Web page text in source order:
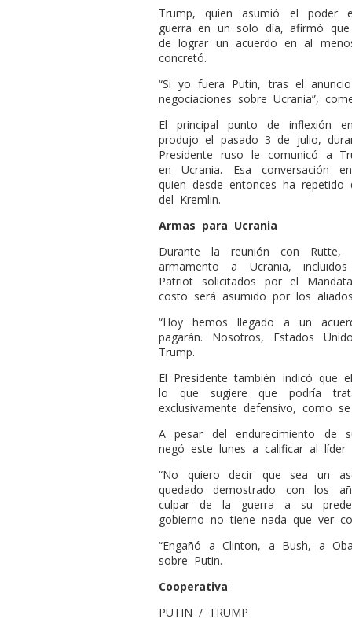
Trump, quien asumió el poder
guerra en un solo día, afirmó
de lograr un acuerdo en al
concretó.
“Si yo fuera Putin, tras el
negociaciones sobre Ucrania”,
El principal punto de inflexión
produjo el pasado 3 de julio,
Presidente ruso le comunicó a
en Ucrania. Esa conversación
quien desde entonces ha
del Kremlin.
Armas para Ucrania
Durante la reunión con Rutte,
armamento a Ucrania,
Patriot solicitados por el
costo será asumido por los
“Hoy hemos llegado a un
pagarán. Nosotros, Estados
Trump.
El Presidente también indicó que
lo que sugiere que podría
exclusivamente defensivo, como
A pesar del endurecimiento de
negó este lunes a calificar al líder
“No quiero decir que sea un
quedado demostrado con los
culpar de la guerra a su
gobierno no tiene nada que ver
“Engañó a Clinton, a Bush, a
sobre Putin.
Cooperativa
PUTIN / TRUMP